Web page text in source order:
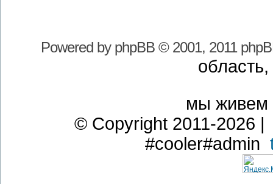
Powered by phpBB© 2001, 2011
мы
© Copyright 2011-2026
#cooler#admin